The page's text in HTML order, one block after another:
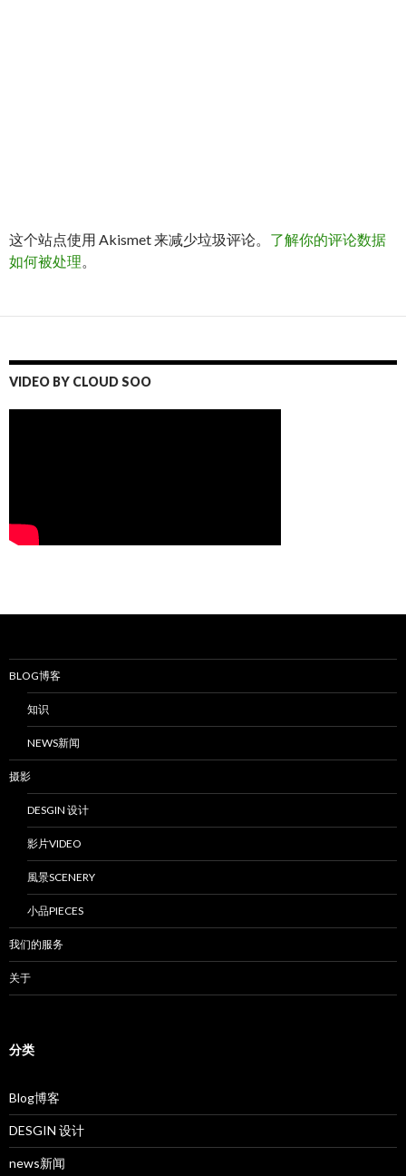
这个站点使用 Akismet 来减少垃圾评论。 了解你的评论数据
如何被处理
VIDEO BY CLOUD SOO
BLOG博客
知识
NEWS新闻
摄影
DESGIN 设计
影片VIDEO
風景SCENERY
小品PIECES
我们的服务
关于
分类
Blog博客
DESGIN 设计
news新闻